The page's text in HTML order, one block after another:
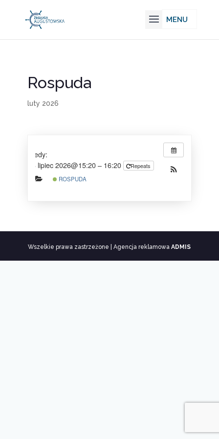
Rospuda
luty 2026
Kiedy:
26 lipiec 2026@15:20 – 16:20
Repeats
ROSPUDA
Wszelkie prawa zastrzeżone | Agencja reklamowaADMIS